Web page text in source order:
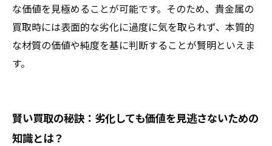
な価値を見極めることが可能です。そのため、貴金属の
買取時には表面的な劣化に過度に気を取られず、本質的
な材質の価値や純度を基に判断することが賢明といえま
す。
賢い買取の秘訣：劣化しても価値を見逃さないための
知識とは？